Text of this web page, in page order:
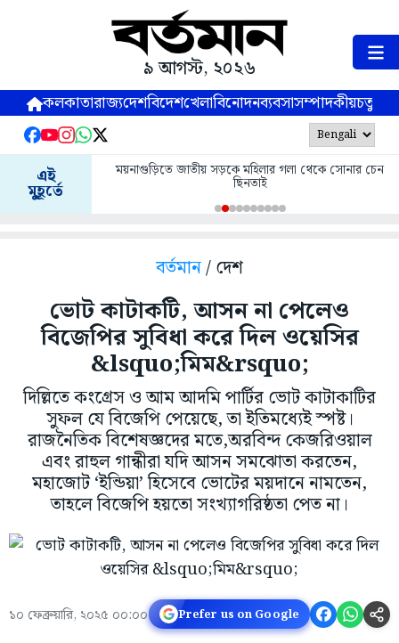
৯ আগস্ট, ২০২৬
কলকাতারাজ্যদেশবিদেশখেলাবিনোদনব্যবসাসম্পাদকীয়
এই
মুহূর্তে
ময়নাগুড়িতে জাতীয় সড়কে মহিলার গলা থেকে সোনার চেন
ছিনতাই
বর্তমান/ দেশ
ভোট কাটাকটি, আসন না পেলেও
বিজেপির সুবিধা করে দিল ওয়েসির
&lsquo;মিম&rsquo;
দিল্লিতে কংগ্রেস ও আম আদমি পার্টির ভোট কাটাকাটির
সুফল যে বিজেপি পেয়েছে, তা ইতিমধ্যেই স্পষ্ট।
রাজনৈতিক বিশেষজ্ঞদের মতে,অরবিন্দ কেজরিওয়াল
এবং রাহুল গান্ধীরা যদি আসন সমঝোতা করতেন,
মহাজোট ‘ইন্ডিয়া’ হিসেবে ভোটের ময়দানে নামতেন,
তাহলে বিজেপি হয়তো সংখ্যাগরিষ্ঠতা পেত না।
১০ ফেব্রুয়ারি, ২০২৫ ০০:০০ Prefer us on Google